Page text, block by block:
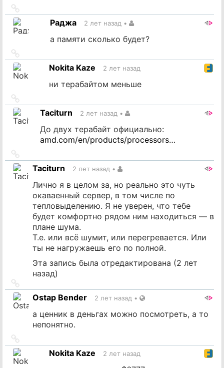
на
источникРаджа 2 лет назад •
а памяти сколько будет?
на
источникNokita Kaze 2 лет назад
ни терабайтом меньше
на
источникTaciturn 2 лет назад •
До двух терабайт официально:
amd.com/en/products/processors…
на
источник
Taciturn 2 лет назад •
Лично я в целом за, но реально это чуть
окаваенный сервер, в том числе по
тепловыделению. Я не уверен, что тебе
будет комфортно рядом ним находиться — в
плане шума.
Т.е. или всё шумит, или перегревается. Или
ты не нагружаешь его по полной.
Эта запись была отредактирована (2 лет
назад)
на
источник
Ostap Bender 2 лет назад •
а ценник в деньгах можно посмотреть, а то
непонятно.
на
источникNokita Kaze 2 лет назад